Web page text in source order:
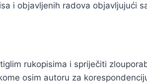
i objavljenih radova objavljujući
rukopisima i spriječiti
osim autoru za